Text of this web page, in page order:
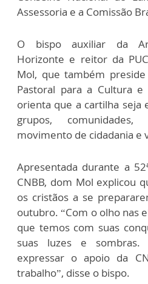
Assessoria e a Comissão
O bispo auxiliar da
Horizonte e reitor da
Mol, que também preside
Pastoral para a Cultura e
orienta que a cartilha seja
grupos,
movimento de cidadania e
Apresentada durante a
CNBB, dom Mol explicou
os cristãos a se
outubro. “Com o olho nas
que temos com suas
suas luzes e
expressar o apoio da
trabalho”, disse o bispo.